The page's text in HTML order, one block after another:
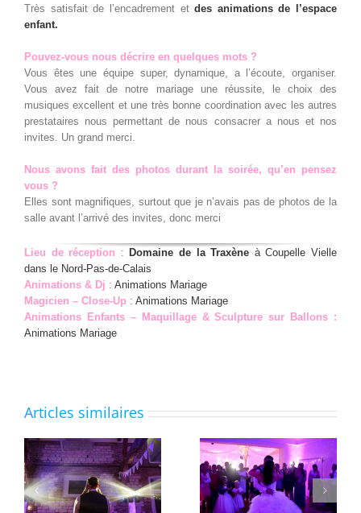
Très satisfait de l’encadrement etdes animations de l’espace
enfant.
Pouvez-vous nous décrire en quelques mots ?
Vous êtes une équipe super, dynamique, a l’écoute, organiser.
Vous avez fait de notre mariage une réussite, le choix des
musiques excellent et une très bonne coordination avec les autres
prestataires nous permettant de nous consacrer a nous et nos
invites. Un grand merci.
Nous avons fait des photos durant la soirée, qu’en pensez
vous ?
Elles sont magnifiques, surtout que je n’avais pas de photos de la
salle avant l’arrivé des invites, donc merci
Lieu de réception : Domaine de la Traxène à Coupelle Vielle
dans le Nord-Pas-de-Calais
Animations & Dj : Animations Mariage
Magicien – Close-Up : Animations Mariage
Animations Enfants – Maquillage & Sculpture sur Ballons :
Animations Mariage
Articles similaires